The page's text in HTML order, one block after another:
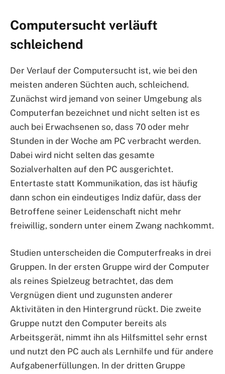
Computersucht verläuft
schleichend
Der Verlauf der Computersucht ist, wie bei den
meisten anderen Süchten auch, schleichend.
Zunächst wird jemand von seiner Umgebung als
Computerfan bezeichnet und nicht selten ist es
auch bei Erwachsenen so, dass 70 oder mehr
Stunden in der Woche am PC verbracht werden.
Dabei wird nicht selten das gesamte
Sozialverhalten auf den PC ausgerichtet.
Entertaste statt Kommunikation, das ist häufig
dann schon ein eindeutiges Indiz dafür, dass der
Betroffene seiner Leidenschaft nicht mehr
freiwillig, sondern unter einem Zwang nachkommt.
Studien unterscheiden die Computerfreaks in drei
Gruppen. In der ersten Gruppe wird der Computer
als reines Spielzeug betrachtet, das dem
Vergnügen dient und zugunsten anderer
Aktivitäten in den Hintergrund rückt. Die zweite
Gruppe nutzt den Computer bereits als
Arbeitsgerät, nimmt ihn als Hilfsmittel sehr ernst
und nutzt den PC auch als Lernhilfe und für andere
Aufgabenerfüllungen. In der dritten Gruppe